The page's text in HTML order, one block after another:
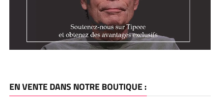
EN VENTE DANS NOTRE BOUTIQUE :